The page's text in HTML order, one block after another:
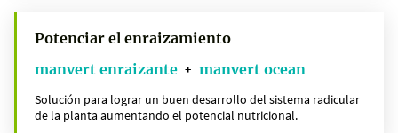
Potenciar el enraizamiento
manvert enraizante + manvert ocean
Solución para lograr un buen desarrollo del sistema radicular
de la planta aumentando el potencial nutricional.